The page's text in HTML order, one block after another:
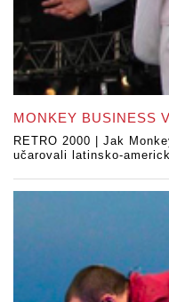
MONKEY BUSINESS
RETRO 2000 | Jak
učarovali latinsko-